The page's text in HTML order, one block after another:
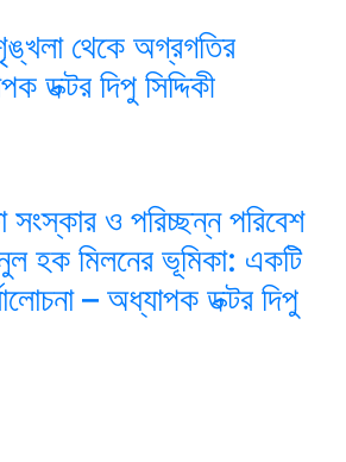
থেকে অগ্রগতির
ডক্টর দিপু সিদ্দিকী
সংস্কার ও পরিচ্ছন্ন পরিবেশ
হক মিলনের ভূমিকা: একটি
– অধ্যাপক ডক্টর দিপু